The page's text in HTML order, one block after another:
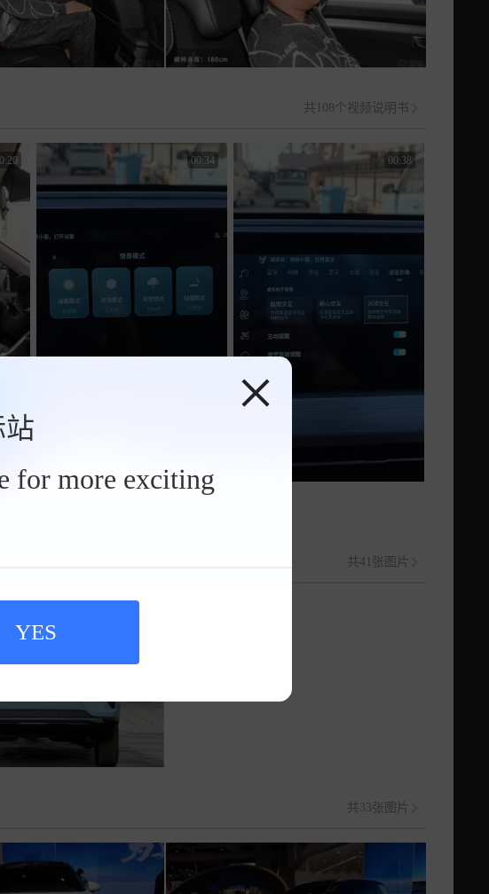
for more exciting
YES
共108个视频说明书
00:34 00:38
共41张图片
共33张图片